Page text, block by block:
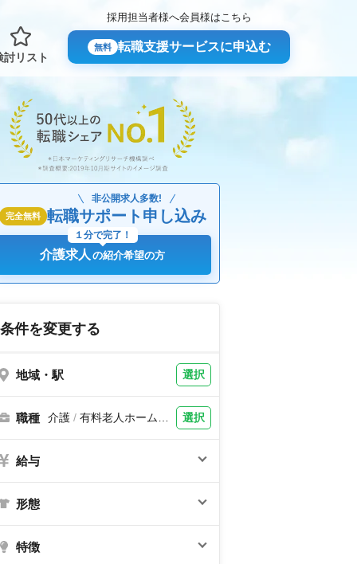
討リスト
採用担当者様へ会員様はこちら
無料 転職支援サービスに申込む
完全無料
非公開求人多数!
転職サポート申し込み
介護求人 の紹介希望の方
１分で完了！
条件を変更する
地域・駅 選択
職種 介護/ 有料老人ホーム、
選択
給与
形態
特徴